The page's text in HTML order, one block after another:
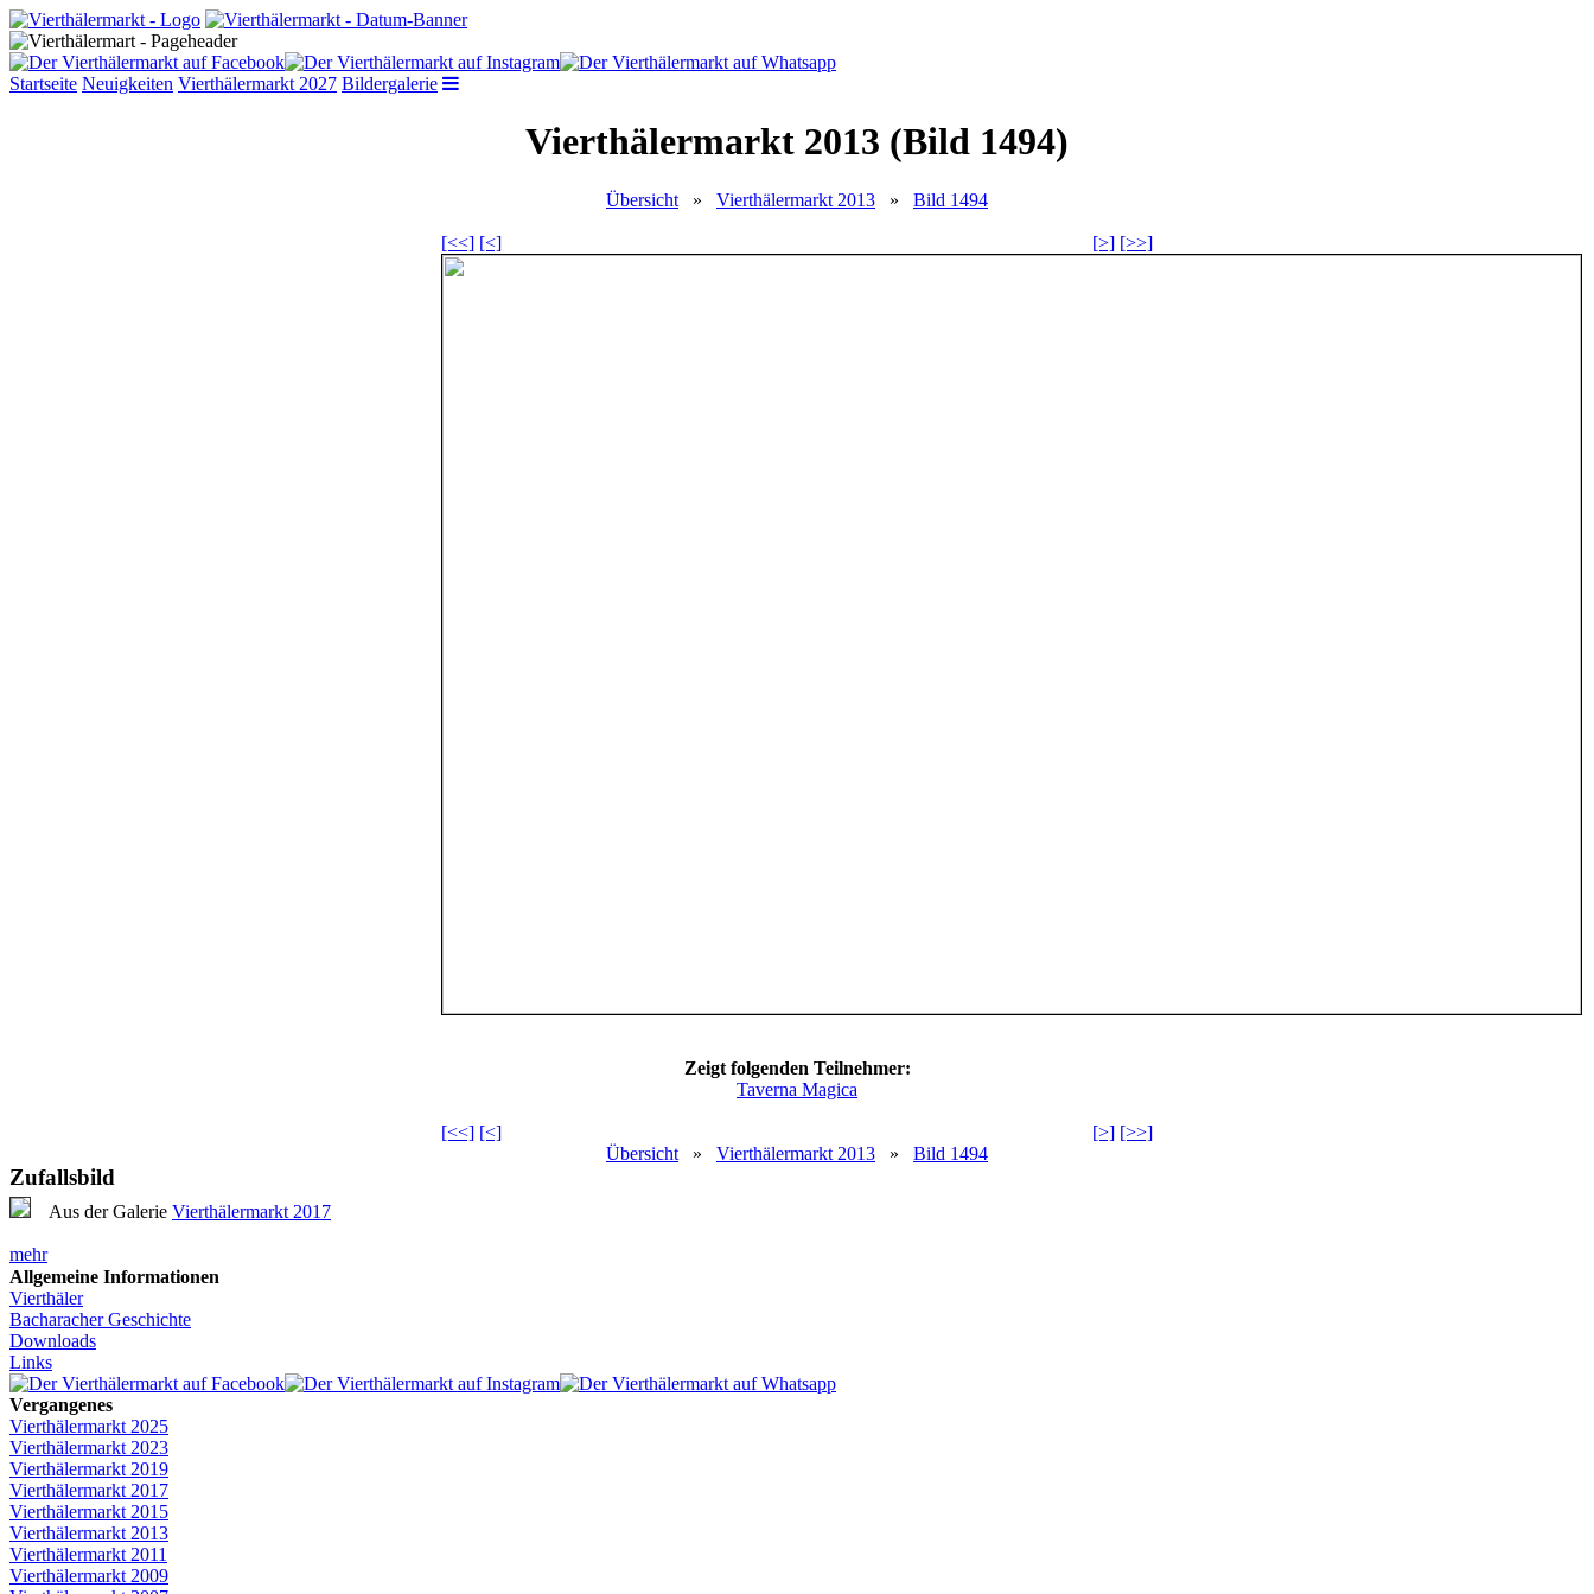
Startseite Neuigkeiten Vierthälermarkt 2027 Bildergalerie
Vierthälermarkt 2013 (Bild 1494)
Übersicht » Vierthälermarkt 2013 » Bild 1494
[<<] [<] [>] [>>]
Zeigt folgenden Teilnehmer:
Taverna Magica
[<<] [<] [>] [>>]
Übersicht » Vierthälermarkt 2013 » Bild 1494
Zufallsbild
Aus der Galerie Vierthälermarkt 2017
mehr
Allgemeine Informationen
Vierthäler
Bacharacher Geschichte
Downloads
Links
Vergangenes
Vierthälermarkt 2025
Vierthälermarkt 2023
Vierthälermarkt 2019
Vierthälermarkt 2017
Vierthälermarkt 2015
Vierthälermarkt 2013
Vierthälermarkt 2011
Vierthälermarkt 2009